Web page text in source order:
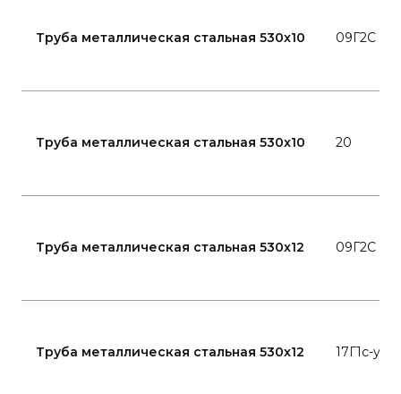
Труба металлическая стальная 530x10 09Г2С
Труба металлическая стальная 530x10 20
Труба металлическая стальная 530x12 09Г2С
Труба металлическая стальная 530x12 17Г1с-у